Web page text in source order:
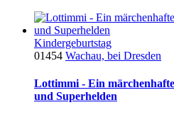
Kindergeburtstag
01454 Wachau, bei Dresden
Lottimmi - Ein
und Superhelden